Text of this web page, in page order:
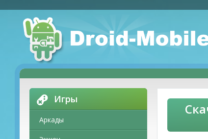
Игры
Аркады